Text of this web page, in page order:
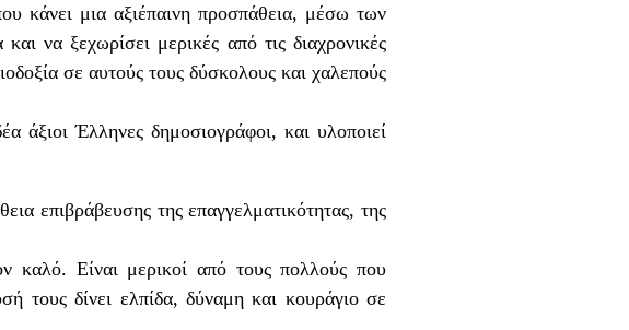
κάνει μια αξιέπαινη προσπάθεια, μέσω των
να ξεχωρίσει μερικές από τις διαχρονικές
σε αυτούς τους δύσκολους και χαλεπούς
άξιοι Έλληνες δημοσιογράφοι, και υλοποιεί
επιβράβευσης της επαγγελματικότητας, της
καλό. Είναι μερικοί από τους πολλούς που
τους δίνει ελπίδα, δύναμη και κουράγιο σε